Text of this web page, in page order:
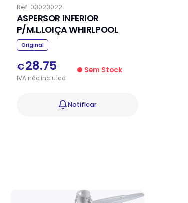
Ref. 03023022
ASPERSOR INFERIOR
P/M.L.LOIÇA WHIRLPOOL
Original
€28.75
IVAnãoincluído
Sem Stock
Notificar